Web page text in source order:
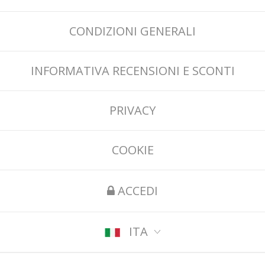
CONDIZIONI GENERALI
INFORMATIVA RECENSIONI E SCONTI
PRIVACY
COOKIE
ACCEDI
ITA